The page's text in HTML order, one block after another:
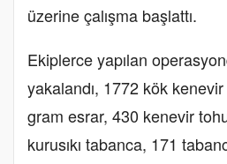
üzerine çalışma başlattı.
Ekiplerce yapılan
yakalandı, 1772 kök
gram esrar, 430 kenevir
kurusıkı tabanca, 171